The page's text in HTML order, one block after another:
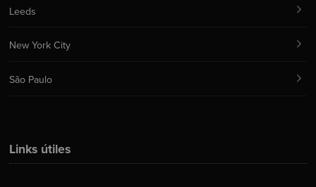
Links útiles
Leeds
New York City
São Paulo